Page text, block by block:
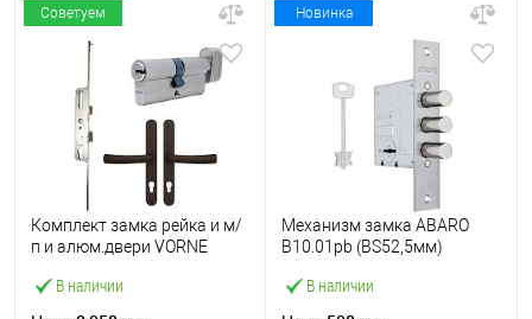
Советуем
В наличии
Комплект замка рейка и м/
п и алюм.двери VORNE
ABARO и ручками
Новинка
В наличии
Механизм замка ABARO
B10.01pb (BS52,5мм)
тех.упаковки.без отв.